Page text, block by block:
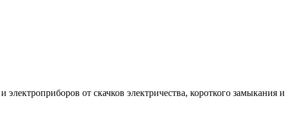
от скачков электричества, короткого замыкания и